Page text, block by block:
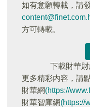
如有意願轉載，請
方可轉載。
下載財華
更多精彩内容，請
財華網(https://
財華智庫網(https://